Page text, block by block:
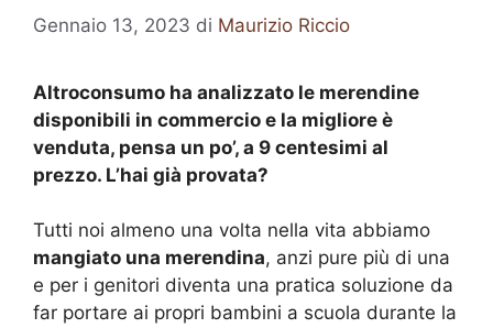
Gennaio 13, 2023 di Maurizio Riccio
Altroconsumo ha analizzato le merendine
disponibili in commercio e la migliore è
venduta, pensa un po’, a 9 centesimi al
prezzo. L’hai già provata?
Tutti noi almeno una volta nella vita abbiamo
mangiato una merendina, anzi pure più di una
e per i genitori diventa una pratica soluzione da
far portare ai propri bambini a scuola durante la